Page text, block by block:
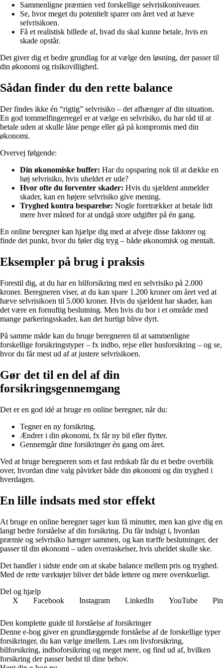
Sammenligne præmien ved forskellige selvrisikoniveauer.
Se, hvor meget du potentielt sparer om året ved at hæve
selvrisikoen.
Få et realistisk billede af, hvad du skal kunne betale, hvis en
skade opstår.
Det giver dig et bedre grundlag for at vælge den løsning, der passer til
din økonomi og risikovillighed.
Sådan finder du den rette balance
Der findes ikke én “rigtig” selvrisiko – det afhænger af din situation.
En god tommelfingerregel er at vælge en selvrisiko, du har råd til at
betale uden at skulle låne penge eller gå på kompromis med din
økonomi.
Overvej følgende:
Din økonomiske buffer: Har du opsparing nok til at dække en
høj selvrisiko, hvis uheldet er ude?
Hvor ofte du forventer skader: Hvis du sjældent anmelder
skader, kan en højere selvrisiko give mening.
Tryghed kontra besparelse: Nogle foretrækker at betale lidt
mere hver måned for at undgå store udgifter på én gang.
En online beregner kan hjælpe dig med at afveje disse faktorer og
finde det punkt, hvor du føler dig tryg – både økonomisk og mentalt.
Eksempler på brug i praksis
Forestil dig, at du har en bilforsikring med en selvrisiko på 2.000
kroner. Beregneren viser, at du kan spare 1.200 kroner om året ved at
hæve selvrisikoen til 5.000 kroner. Hvis du sjældent har skader, kan
det være en fornuftig beslutning. Men hvis du bor i et område med
mange parkeringsskader, kan det hurtigt blive dyrt.
På samme måde kan du bruge beregneren til at sammenligne
forskellige forsikringstyper – fx indbo, rejse eller husforsikring – og se,
hvor du får mest ud af at justere selvrisikoen.
Gør det til en del af din
forsikringsgennemgang
Det er en god idé at bruge en online beregner, når du:
Tegner en ny forsikring.
Ændrer i din økonomi, fx får ny bil eller flytter.
Gennemgår dine forsikringer én gang om året.
Ved at bruge beregneren som et fast redskab får du et bedre overblik
over, hvordan dine valg påvirker både din økonomi og din tryghed i
hverdagen.
En lille indsats med stor effekt
At bruge en online beregner tager kun få minutter, men kan give dig en
langt bedre forståelse af din forsikring. Du får indsigt i, hvordan
præmie og selvrisiko hænger sammen, og kan træffe beslutninger, der
passer til din økonomi – uden overraskelser, hvis uheldet skulle ske.
Det handler i sidste ende om at skabe balance mellem pris og tryghed.
Med de rette værktøjer bliver det både lettere og mere overskueligt.
Del og hjælp
X
Facebook Instagram LinkedIn YouTube
Den komplette guide til forståelse af forsikringer
Denne e-bog giver en grundlæggende forståelse af de forskellige typer
forsikringer, du kan vælge imellem. Læs om livsforsikring,
bilforsikring, indboforsikring og meget mere, og find ud af, hvilken
forsikring der passer bedst til dine behov.